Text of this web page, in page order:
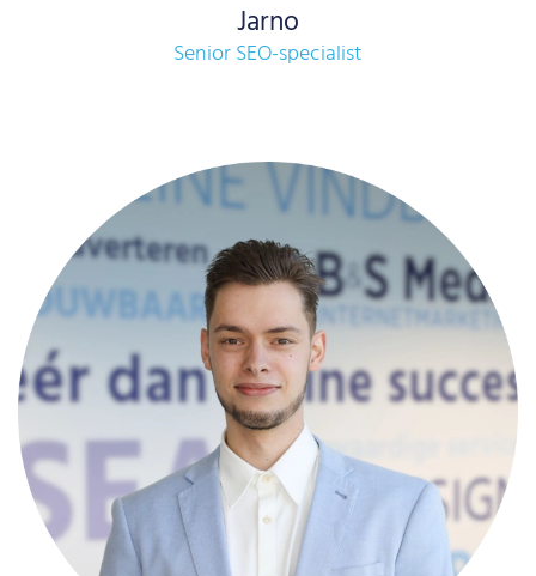
Jarno
Senior SEO-specialist